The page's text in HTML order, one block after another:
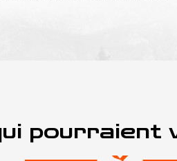
pourraient